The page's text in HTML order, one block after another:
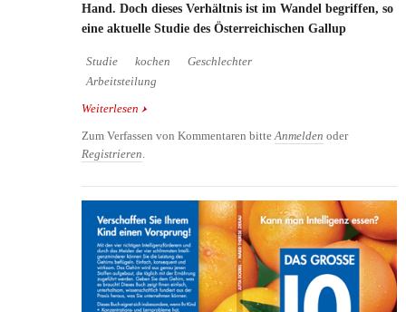
Hand. Doch dieses Verhältnis ist im Wandel begriffen, so
eine aktuelle Studie des Österreichischen Gallup
Studie kochen
Geschlechter
Arbeitsteilung
Weiterlesen über Männer holen in der Küche auf
Zum Verfassen von Kommentaren bitte Anmelden oder
Registrieren